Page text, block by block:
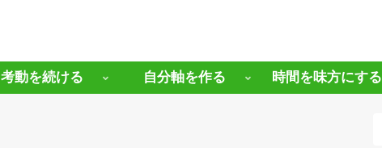
考動を続ける 自分軸を作る 時間を味方にする